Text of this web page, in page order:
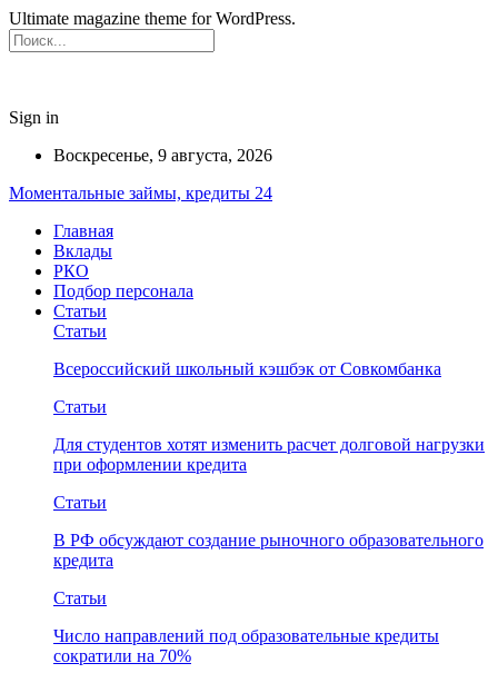
Ultimate magazine theme for WordPress.
Sign in
Воскресенье, 9 августа, 2026
Моментальные займы, кредиты 24
Главная
Вклады
РКО
Подбор персонала
Статьи
Статьи
Всероссийский школьный кэшбэк от Совкомбанка
Статьи
Для студентов хотят изменить расчет долговой нагрузки
при оформлении кредита
Статьи
В РФ обсуждают создание рыночного образовательного
кредита
Статьи
Число направлений под образовательные кредиты
сократили на 70%